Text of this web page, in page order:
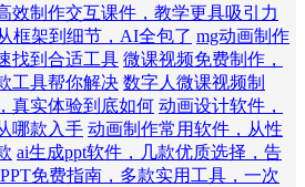
效制作交互课件，教学更具吸引力
框架到细节，AI全包了 mg动画制作
找到合适工具 微课视频免费制作，
工具帮你解决 数字人微课视频制
真实体验到底如何 动画设计软件，
哪款入手 动画制作常用软件，从性
ai生成ppt软件，几款优质选择，告
免费指南，多款实用工具，一次